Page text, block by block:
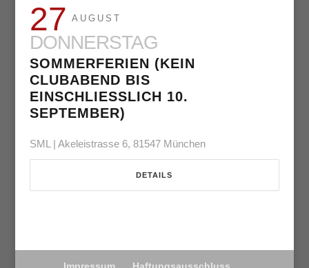
27 AUGUST
DONNERSTAG
SOMMERFERIEN (KEIN
CLUBABEND BIS
EINSCHLIESSLICH 10. S
EPTEMBER)
SML | Akeleistrasse 6, 81547 München
DETAILS
Impressum Haftungsausschluss